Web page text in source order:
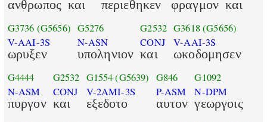
ανθρωπος και περιεθηκεν φραγμον και
G3736 (G5656)
V-AAI-3S
ωρυξεν
G5276
N-ASN
υποληνιον
G2532
CONJ
και
G3618(G5656)
V-AAI-3S
ωκοδομησεν
G4444
N-ASM
πυργον
G2532
CONJ
και
G1554 (G5639)
V-2AMI-3S
εξεδοτο
G846
P-ASM
αυτον
G1092
N-DPM
γεωργοις